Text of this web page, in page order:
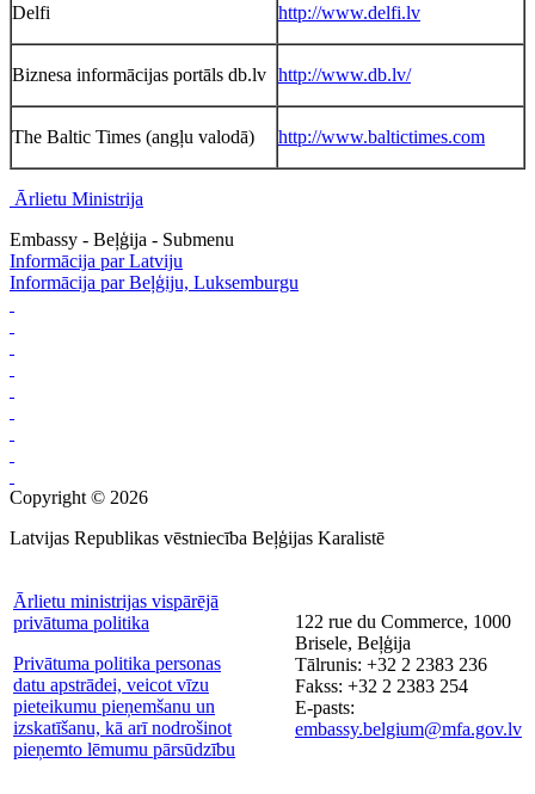
Delfi http://www.delfi.lv
Biznesa informācijas portāls db.lv http://www.db.lv/
The Baltic Times (angļu valodā) http://www.baltictimes.com
Ārlietu Ministrija
Embassy - Beļģija - Submenu
Informācija par Latviju
Informācija par Beļģiju, Luksemburgu
Copyright © 2026
Latvijas Republikas vēstniecība Beļģijas Karalistē
Ārlietu ministrijas vispārējā
privātuma politika
Privātuma politika personas
datu apstrādei, veicot vīzu
pieteikumu pieņemšanu un
izskatīšanu, kā arī nodrošinot
pieņemto lēmumu pārsūdzību
122 rue du Commerce, 1000
Brisele, Beļģija
Tālrunis: +32 2 2383 236
Fakss: +32 2 2383 254
E-pasts:
embassy.belgium@mfa.gov.lv